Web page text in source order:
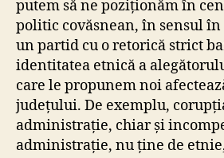
putem să ne poziționăm în
politic covăsnean, în sensul
un partid cu o retorică strict
identitatea etnică a
care le propunem noi
județului. De exemplu,
administrație, chiar și
administrație, nu ține de